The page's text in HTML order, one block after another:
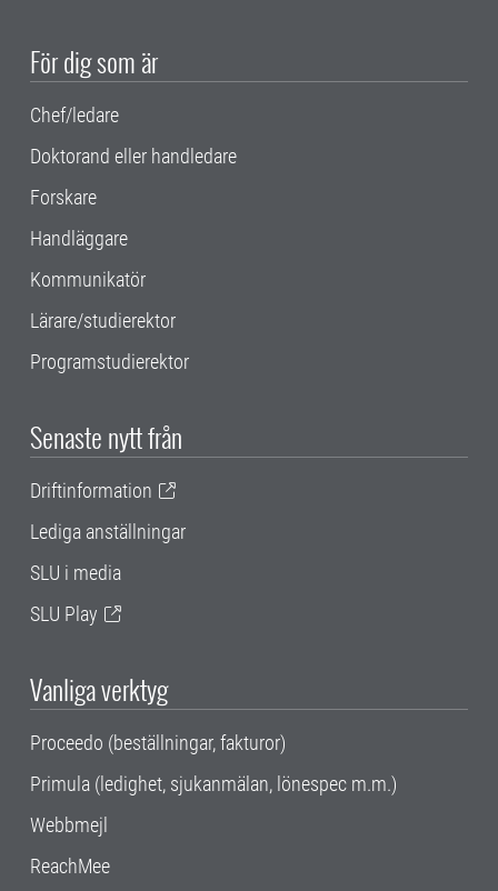
För dig som är
Chef/ledare
Doktorand eller handledare
Forskare
Handläggare
Kommunikatör
Lärare/studierektor
Programstudierektor
Senaste nytt från
Driftinformation
Lediga anställningar
SLU i media
SLU Play
Vanliga verktyg
Proceedo (beställningar, fakturor)
Primula (ledighet, sjukanmälan, lönespec m.m.)
Webbmejl
ReachMee